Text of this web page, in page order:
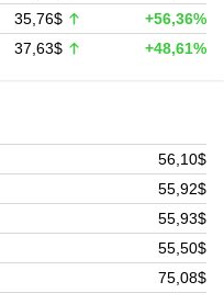
35,76$
+56,36%
37,63$ +48,61%
56,10$
55,92$
55,93$
55,50$
75,08$